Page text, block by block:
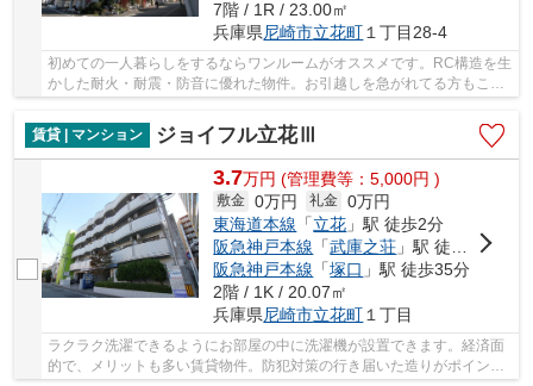
7階 / 1R / 23.00㎡
兵庫県尼崎市立花町 １丁目28-4
初めての一人暮らしをするならワンルームがオススメです。RC構造を生
かした耐火・耐震・防音に優れた物件。お引越しを急がれてる方もこち
賃貸 | マンション
ジョイフル立花Ⅲ
3.7万円 (管理費等：5,000円 )
敷金 0万円 礼金 0万円
東海道本線 「立花 」駅 徒歩2分
阪急神戸本線 「武庫之荘 」駅 徒歩20分
阪急神戸本線 「塚口 」駅 徒歩35分
2階 / 1K / 20.07㎡
兵庫県尼崎市立花町 １丁目
ラクラク洗濯できるようにお部屋の中に洗濯機が設置できます。経済面
的で、メリットも多い賃貸物件。防犯対策の行き届いた造りがポイン